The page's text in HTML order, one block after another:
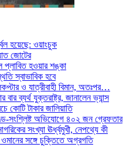
হয়েছে: ওয়াংচুক
জোটের
প্লাবিত হওয়ার শঙ্কা
স্বাভাবিক হবে
ও যাত্রীবাহী বিমান, অতঃপর…
ব্যর্থ যুক্তরাষ্ট্র, জানালেন ভ্যান্স
কোটি টাকার জালিয়াতি
সংশ্লিষ্ট অভিযোগে ৪০২ জন গ্রেফতার
সংখ্যা ঊর্ধ্বমুখী, নেপথ্যে কী
ওমানের সঙ্গে চুক্তিতে অগ্রগতি